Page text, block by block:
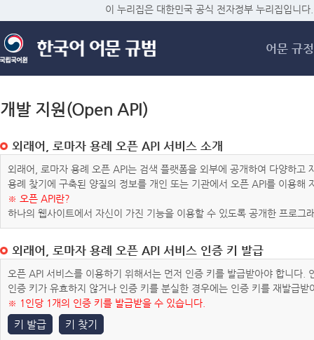
메
이 누리집은 대한민국 공식 전자정부 누리집입니다.
어문 규정
개발 지원(Open API)
외래어, 로마자 용례 오픈 API 서비스 소개
외래어, 로마자 용례 오픈 API는 검색 플랫폼을 외부에 공개하여 다양하
용례 찾기에 구축된 양질의 정보를 개인 또는 기관에서 오픈 API를 이용해
※ 오픈 API란?
하나의 웹사이트에서 자신이 가진 기능을 이용할 수 있도록 공개한 프로그
외래어, 로마자 용례 오픈 API 서비스 인증 키 발급
오픈 API 서비스를 이용하기 위해서는 먼저 인증 키를 발급받아야 합니다
인증 키가 유효하지 않거나 인증 키를 분실한 경우에는 인증 키를 재발급받
※ 1인당 1개의 인증 키를 발급받을 수 있습니다.
키 발급 키 찾기